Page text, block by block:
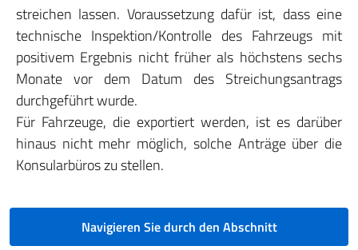
streichen lassen. Voraussetzung dafür ist, dass eine
technische Inspektion/Kontrolle des Fahrzeugs mit
positivem Ergebnis nicht früher als höchstens sechs
Monate vor dem Datum des Streichungsantrags
durchgeführt wurde.
Für Fahrzeuge, die exportiert werden, ist es darüber
hinaus nicht mehr möglich, solche Anträge über die
Konsularbüros zu stellen.
Navigieren Sie durch den Abschnitt